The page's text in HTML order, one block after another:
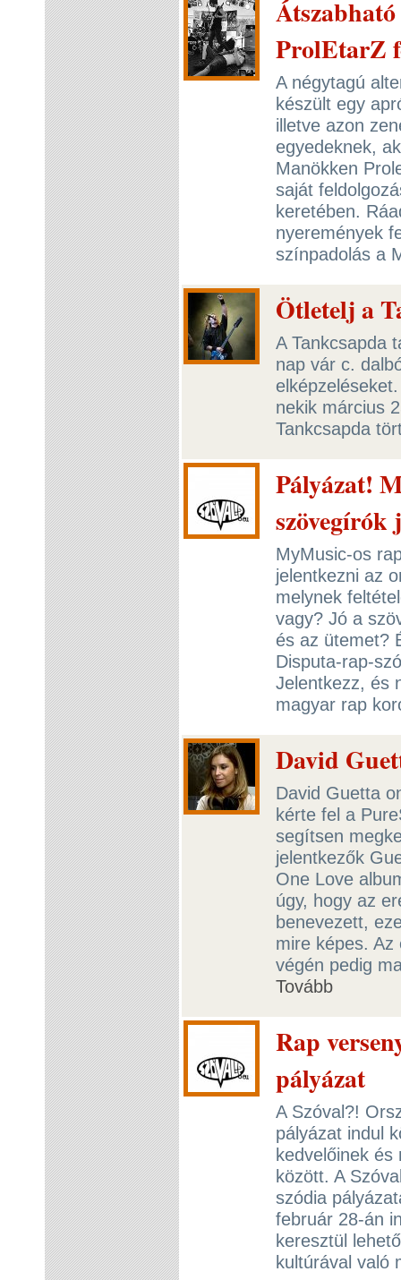
ProlEtarZ
A négytagú
készült egy
illetve azon
egyedeknek,
Manökken
saját
keretében.
nyeremények
színpadolás a
Ötletelj a
A Tankcsapda
nap vár c.
nekik március
Tankcsapda
Pályázat!
szövegírók
MyMusic-os
jelentkezni az
melynek
vagy? Jó a
és az ütemet?
Disputa-rap-
Jelentkezz, és
magyar rap
David
David Guetta
kérte fel a
segítsen
jelentkezők
One Love
úgy, hogy az
benevezett,
mire képes.
végén pedig
Tovább
Rap
pályázat
A Szóval?!
pályázat indul
kedvelőinek
között. A
szódia
február 28-án
keresztül
kultúrával való